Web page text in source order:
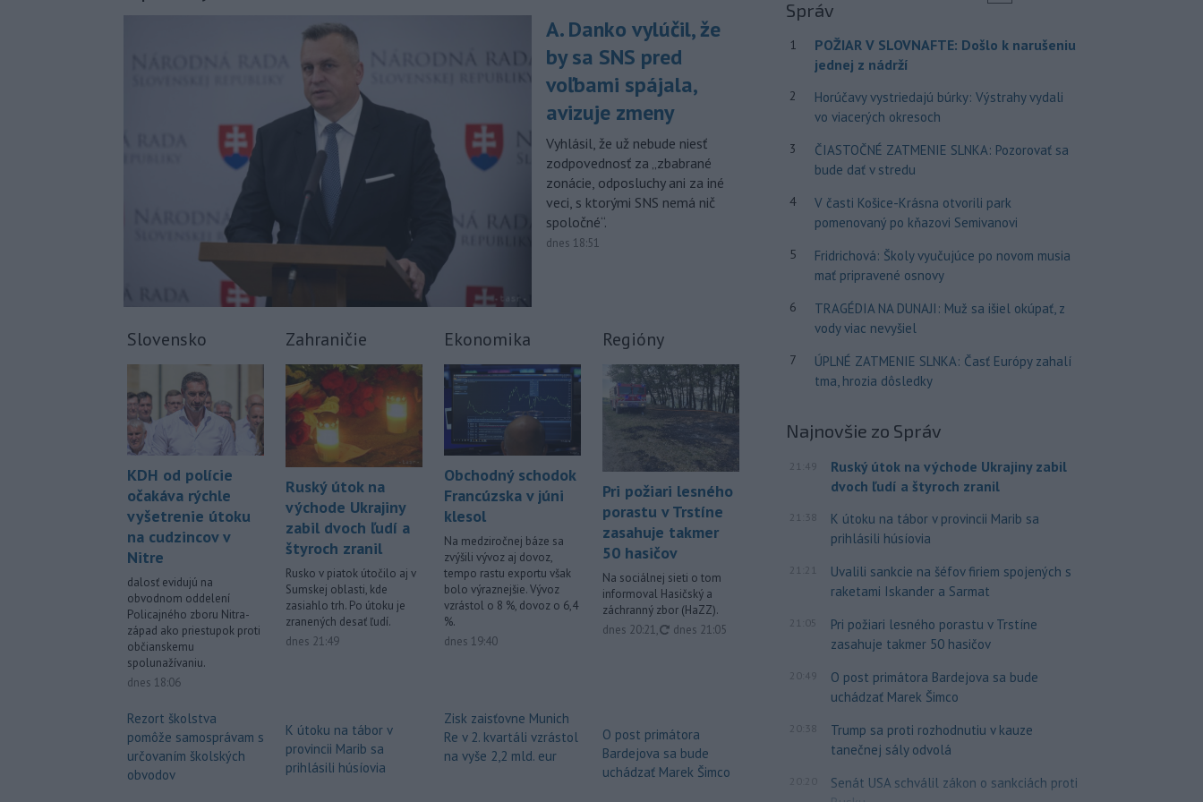
členka Slovenského komorného
divadla (SKD) v Martine Helena
Sudická.
10:15 - Národná diaľničná
spoločnosť (NDS) ukončila výmenu
mosta Lanfranconi, ktorý je súčasťou
bratislavskej diaľnice D2.
Viac >
A. Danko vylúčil, že
by sa SNS pred
voľbami spájala,
avizuje zmeny
Vyhlásil, že už nebude niesť
zodpovednosť za „zbabrané
zonácie, odposluchy ani za iné
veci, s ktorými SNS nemá nič
spoločné“.
dnes 18:51
Slovensko
KDH od polície
očakáva rýchle
vyšetrenie útoku
na cudzincov v
Nitre
dalosť evidujú na
obvodnom oddelení
Policajného zboru Nitra-
západ ako priestupok proti
občianskemu
spolunažívaniu.
dnes 18:06
Rezort školstva
pomôže samosprávam s
určovaním školských
obvodov
Zahraničie
Ruský útok na
východe Ukrajiny
zabil dvoch ľudí a
štyroch zranil
Rusko v piatok útočilo aj v
Sumskej oblasti, kde
zasiahlo trh. Po útoku je
zranených desať ľudí.
dnes 21:49
K útoku na tábor v
provincii Marib sa
prihlásili húsíovia
Ekonomika
Obchodný schodok
Francúzska v júni
klesol
Na medziročnej báze sa
zvýšili vývoz aj dovoz,
tempo rastu exportu však
bolo výraznejšie. Vývoz
vzrástol o 8 %, dovoz o 6,4
%.
dnes 19:40
Zisk zaisťovne Munich
Re v 2. kvartáli vzrástol
na vyše 2,2 mld. eur
Regióny
Pri požiari lesného
porastu v Trstíne
zasahuje takmer
50 hasičov
Na sociálnej sieti o tom
informoval Hasičský a
záchranný zbor (HaZZ).
dnes 20:21, aktualizované
dnes 21:05
O post primátora
Bardejova sa bude
uchádzať Marek Šimco
Správ
1
POŽIAR V SLOVNAFTE: Došlo k narušeniu
jednej z nádrží
2
Horúčavy vystriedajú búrky: Výstrahy vydali
vo viacerých okresoch
3
ČIASTOČNÉ ZATMENIE SLNKA: Pozorovať sa
bude dať v stredu
4
V časti Košice-Krásna otvorili park
pomenovaný po kňazovi Semivanovi
5
Fridrichová: Školy vyučujúce po novom musia
mať pripravené osnovy
6
TRAGÉDIA NA DUNAJI: Muž sa išiel okúpať, z
vody viac nevyšiel
7
ÚPLNÉ ZATMENIE SLNKA: Časť Európy zahalí
tma, hrozia dôsledky
Najnovšie zo Správ
21:49
Ruský útok na východe Ukrajiny zabil
dvoch ľudí a štyroch zranil
21:38
K útoku na tábor v provincii Marib sa
prihlásili húsíovia
21:21
Uvalili sankcie na šéfov firiem spojených s
raketami Iskander a Sarmat
21:05
Pri požiari lesného porastu v Trstíne
zasahuje takmer 50 hasičov
20:49
O post primátora Bardejova sa bude
uchádzať Marek Šimco
20:38
Trump sa proti rozhodnutiu v kauze
tanečnej sály odvolá
Senát USA schválil zákon o sankciách proti